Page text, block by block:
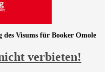
verbieten!
des Visums für Booker Omole